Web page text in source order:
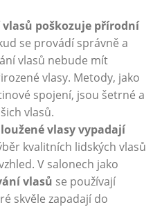
poškozuje přírodní
se provádí správně a
vlasů nebude mít
vlasy. Metody, jako
spojení, jsou šetrné a
vlasů.
vlasy vypadají
kvalitních lidských vlasů
V salonech jako
vlasů se používají
skvěle zapadají do